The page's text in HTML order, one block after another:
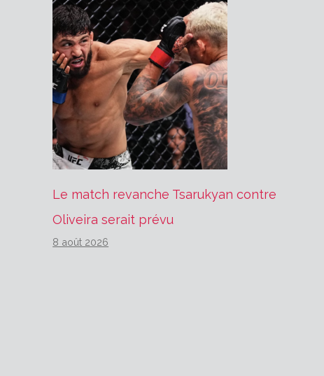
Le match revanche Tsarukyan contre
Oliveira serait prévu
8 août 2026